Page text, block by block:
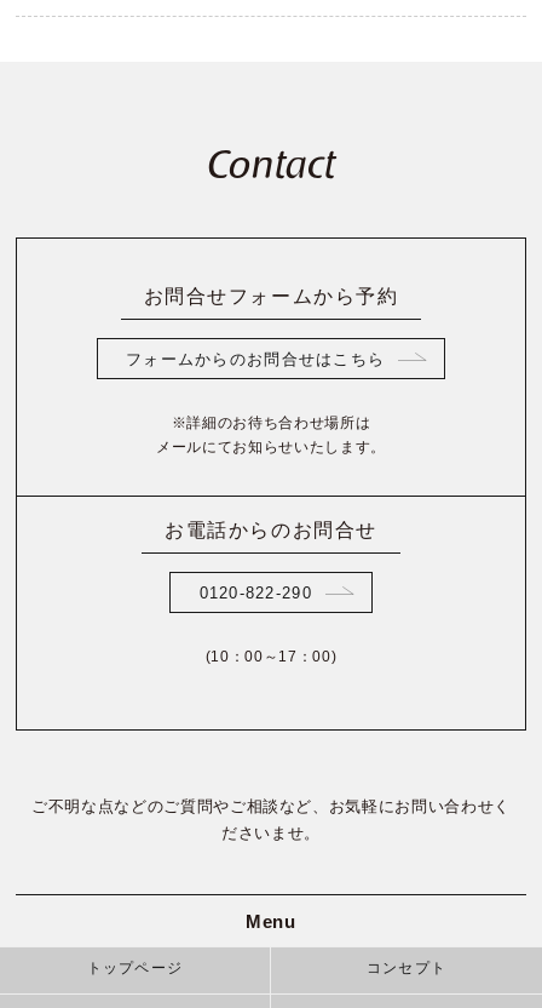
Contact
お問合せフォームから予約
フォームからのお問合せはこちら
※詳細のお待ち合わせ場所は
メールにてお知らせいたします。
お電話からのお問合せ
0120-822-290
(10：00～17：00)
ご不明な点などのご質問やご相談など、お気軽にお問い合わせく
ださいませ。
Menu
トップページ コンセプト